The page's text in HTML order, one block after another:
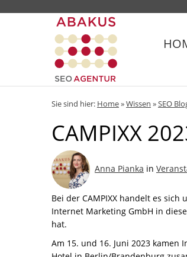
Sie sind hier: Home»Wissen »SEO
CAMPIXX
Anna Pianka in
Bei der CAMPIXX handelt es
Internet Marketing GmbH in
hat.
Am 15. und 16. Juni 2023 kamen